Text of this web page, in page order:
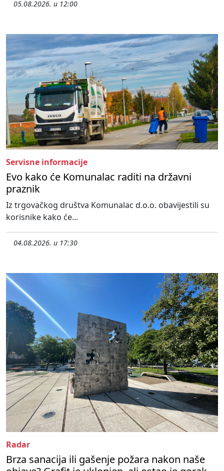
05.08.2026. u 12:00
Servisne informacije
Evo kako će Komunalac raditi na državni
praznik
Iz trgovačkog društva Komunalac d.o.o. obavijestili su
korisnike kako će...
04.08.2026. u 17:30
Radar
Brza sanacija ili gašenje požara nakon naše